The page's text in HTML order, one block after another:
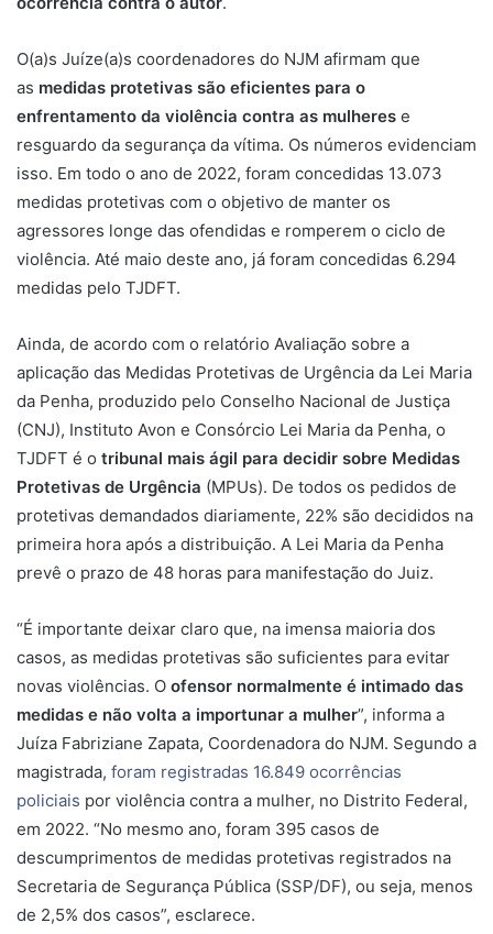
O(a)s Juíze(a)s coordenadores do NJM afirmam que
as medidas protetivas são eficientes para o
enfrentamento da violência contra as mulheres e
resguardo da segurança da vítima. Os números evidenciam
isso. Em todo o ano de 2022, foram concedidas 13.073
medidas protetivas com o objetivo de manter os
agressores longe das ofendidas e romperem o ciclo de
violência. Até maio deste ano, já foram concedidas 6.294
medidas pelo TJDFT.
Ainda, de acordo com o relatório Avaliação sobre a
aplicação das Medidas Protetivas de Urgência da Lei Maria
da Penha, produzido pelo Conselho Nacional de Justiça
(CNJ), Instituto Avon e Consórcio Lei Maria da Penha, o
TJDFT é o tribunal mais ágil para decidir sobre Medidas
Protetivas de Urgência (MPUs). De todos os pedidos de
protetivas demandados diariamente, 22% são decididos na
primeira hora após a distribuição. A Lei Maria da Penha
prevê o prazo de 48 horas para manifestação do Juiz.
“É importante deixar claro que, na imensa maioria dos
casos, as medidas protetivas são suficientes para evitar
novas violências. O ofensor normalmente é intimado das
medidas e não volta a importunar a mulher”, informa a
Juíza Fabriziane Zapata, Coordenadora do NJM. Segundo a
magistrada, foram registradas 16.849 ocorrências
policiais por violência contra a mulher, no Distrito Federal,
em 2022. “No mesmo ano, foram 395 casos de
descumprimentos de medidas protetivas registrados na
Secretaria de Segurança Pública (SSP/DF), ou seja, menos
de 2,5% dos casos”, esclarece.